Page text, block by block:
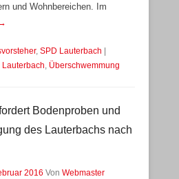
und Wohnbereichen. Im
, SPD Lauterbach
Lauterbach, Überschwemmung
Bodenproben und
des Lauterbachs nach
2016 Von Webmaster